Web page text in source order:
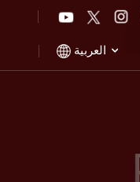
العربية